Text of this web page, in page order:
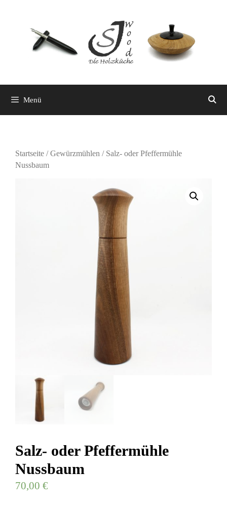
springen
Menü
Startseite /Gewürzmühlen / Salz- oder Pfeffermühle
Nussbaum
Salz- oder Pfeffermühle
Nussbaum
70,00 €